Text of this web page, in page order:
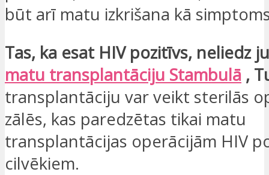
būt arī matu izkrišana kā
Tas, ka esat HIV pozitīvs, neliedz
matu transplantāciju Stambulā ,
transplantāciju var veikt sterilās
zālēs, kas paredzētas tikai matu
transplantācijas operācijām HIV
cilvēkiem.